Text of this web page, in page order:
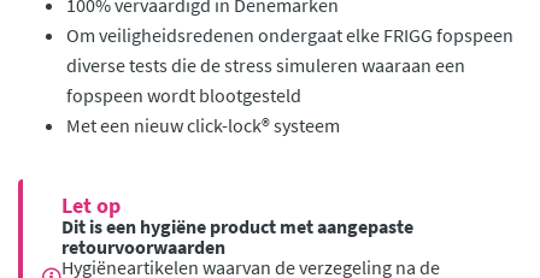
100% vervaardigd in Denemarken
Om veiligheidsredenen ondergaat elke FRIGG fopspeen
diverse tests die de stress simuleren waaraan een
fopspeen wordt blootgesteld
Met een nieuw click-lock® systeem
Let op
Dit is een hygiëne product met aangepaste
retourvoorwaarden
Hygiëneartikelen waarvan de verzegeling na de